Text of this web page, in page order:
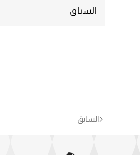
السباق
السابق